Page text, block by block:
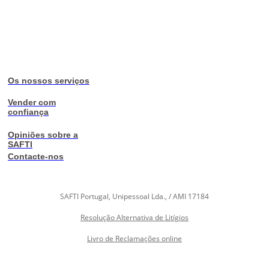
Os nossos serviços
Vender com
confiança
Opiniões sobre a
SAFTI
Contacte-nos
SAFTI Portugal, Unipessoal Lda., / AMI 17184
Resolução Alternativa de Litígios
Livro de Reclamações online